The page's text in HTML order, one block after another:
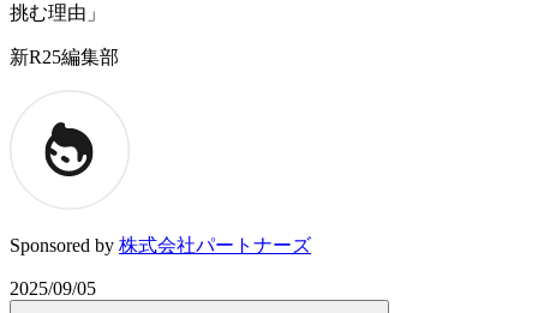
挑む理由」
新R25編集部
Sponsored by 株式会社パートナーズ
2025/09/05